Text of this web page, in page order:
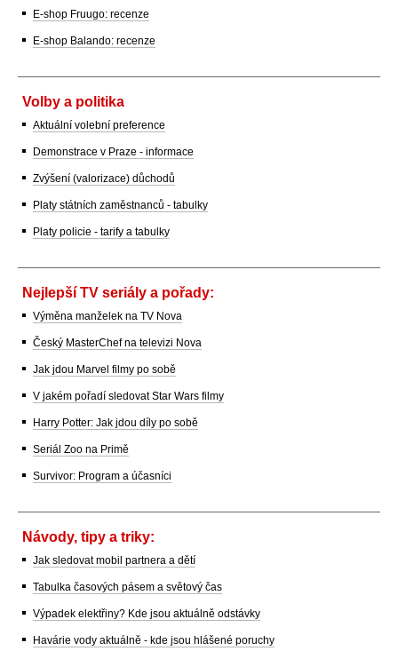
E-shop Fruugo: recenze
E-shop Balando: recenze
Volby a politika
Aktuální volební preference
Demonstrace v Praze - informace
Zvýšení (valorizace) důchodů
Platy státních zaměstnanců - tabulky
Platy policie - tarify a tabulky
Nejlepší TV seriály a pořady:
Výměna manželek na TV Nova
Český MasterChef na televizi Nova
Jak jdou Marvel filmy po sobě
V jakém pořadí sledovat Star Wars filmy
Harry Potter: Jak jdou díly po sobě
Seriál Zoo na Primě
Survivor: Program a účasníci
Návody, tipy a triky:
Jak sledovat mobil partnera a dětí
Tabulka časových pásem a světový čas
Výpadek elektřiny? Kde jsou aktuálně odstávky
Havárie vody aktuálně - kde jsou hlášené poruchy